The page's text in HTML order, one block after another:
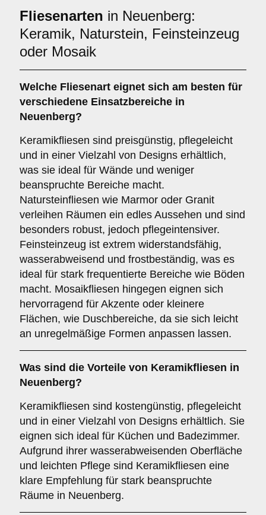
Fliesenarten in Neuenberg:
Keramik, Naturstein, Feinsteinzeug
oder Mosaik
Welche Fliesenart eignet sich am besten für
verschiedene Einsatzbereiche in
Neuenberg?
Keramikfliesen sind preisgünstig, pflegeleicht
und in einer Vielzahl von Designs erhältlich,
was sie ideal für Wände und weniger
beanspruchte Bereiche macht.
Natursteinfliesen wie Marmor oder Granit
verleihen Räumen ein edles Aussehen und sind
besonders robust, jedoch pflegeintensiver.
Feinsteinzeug ist extrem widerstandsfähig,
wasserabweisend und frostbeständig, was es
ideal für stark frequentierte Bereiche wie Böden
macht. Mosaikfliesen hingegen eignen sich
hervorragend für Akzente oder kleinere
Flächen, wie Duschbereiche, da sie sich leicht
an unregelmäßige Formen anpassen lassen.
Was sind die Vorteile von Keramikfliesen in
Neuenberg?
Keramikfliesen sind kostengünstig, pflegeleicht
und in einer Vielzahl von Designs erhältlich. Sie
eignen sich ideal für Küchen und Badezimmer.
Aufgrund ihrer wasserabweisenden Oberfläche
und leichten Pflege sind Keramikfliesen eine
klare Empfehlung für stark beanspruchte
Räume in Neuenberg.